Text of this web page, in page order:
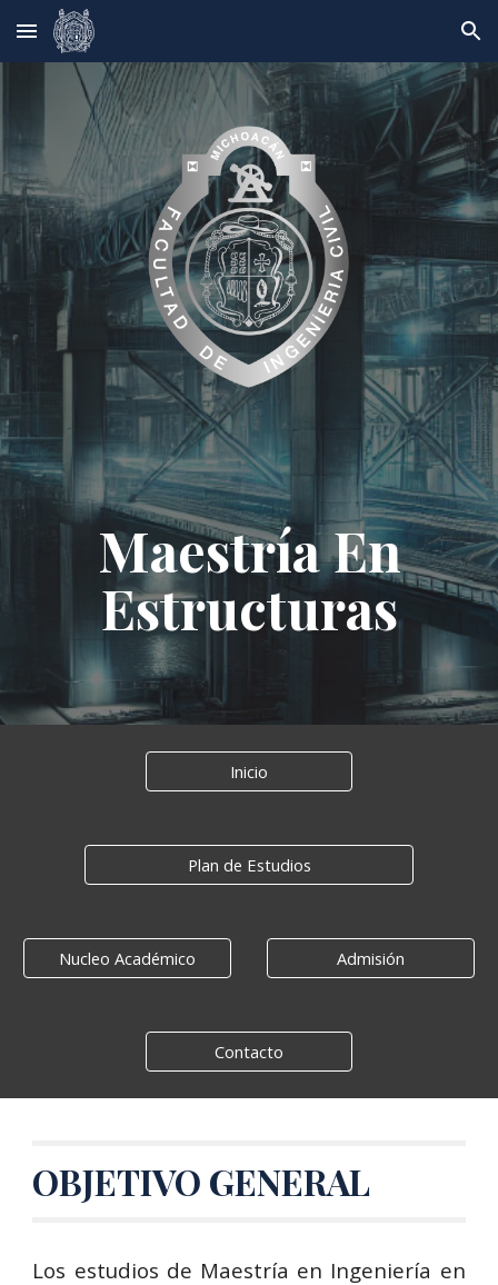
Skip to main content Skip to navigation
Maestría En
Estructuras
Inicio
Plan de Estudios
Nucleo Académico Admisión
Contacto
OBJETIVO GENERAL
Los estudios de Maestría en Ingeniería en